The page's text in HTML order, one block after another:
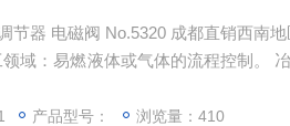
都直销西南地区 能源行业：火力发电厂、
域：易燃液体或气体的流程控制。
产品型号： 浏览量：410